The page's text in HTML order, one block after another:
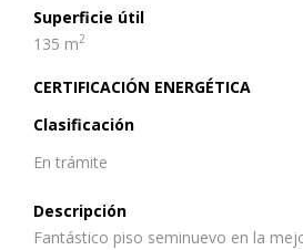
Superficie útil
135 m2
CERTIFICACIÓN ENERGÉTICA
Clasificación
En trámite
Descripción
Fantástico piso seminuevo en la